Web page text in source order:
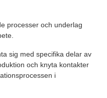
processer och underlag
sig med specifika delar av
och knyta kontakter
i